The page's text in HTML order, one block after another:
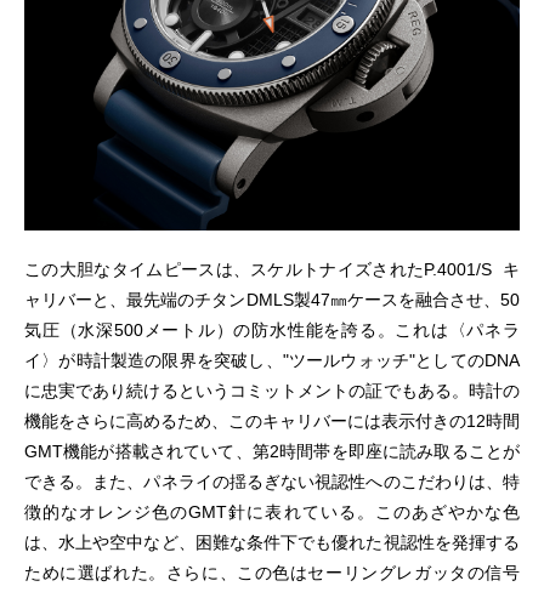
この大胆なタイムピースは、スケルトナイズされたP.4001/S キ
ャリバーと、最先端のチタンDMLS製47㎜ケースを融合させ、50
気圧（水深500メートル）の防水性能を誇る。これは〈パネラ
イ〉が時計製造の限界を突破し、"ツールウォッチ"としてのDNA
に忠実であり続けるというコミットメントの証でもある。時計の
機能をさらに高めるため、このキャリバーには表示付きの12時間
GMT機能が搭載されていて、第2時間帯を即座に読み取ることが
できる。また、パネライの揺るぎない視認性へのこだわりは、特
徴的なオレンジ色のGMT針に表れている。このあざやかな色
は、水上や空中など、困難な条件下でも優れた視認性を発揮する
ために選ばれた。さらに、この色はセーリングレガッタの信号